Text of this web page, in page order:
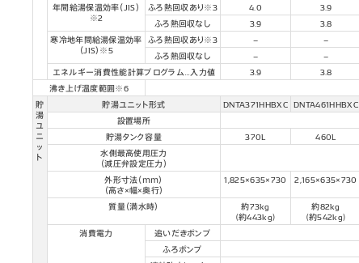
年間給湯保温効率（JIS）
※2
ふろ熱回収あり※3 4.0 3.9
ふろ熱回収なし
3.9 3.8
寒冷地年間給湯保温効率
（JIS）※5
ふろ熱回収あり※3 – –
ふろ熱回収なし
– –
エネルギー消費性能計算プログラム…入力値
3.9 3.8
沸き上げ温度範囲※6
貯
湯
ユ
ニ
ッ
ト
貯湯ユニット形式 DNTA371HHBXC DNTA461HHBXC
設置場所
貯湯タンク容量
370L 460L
水側最高使用圧力
（減圧弁設定圧力）
外形寸法（ｍｍ）
（高さ×幅×奥行）
1,825×635×730 2,165×635×730
質量（満水時）
約73kg
(約443kg)
約82kg
(約542kg)
消費電力
追いだきポンプ
ふろポンプ